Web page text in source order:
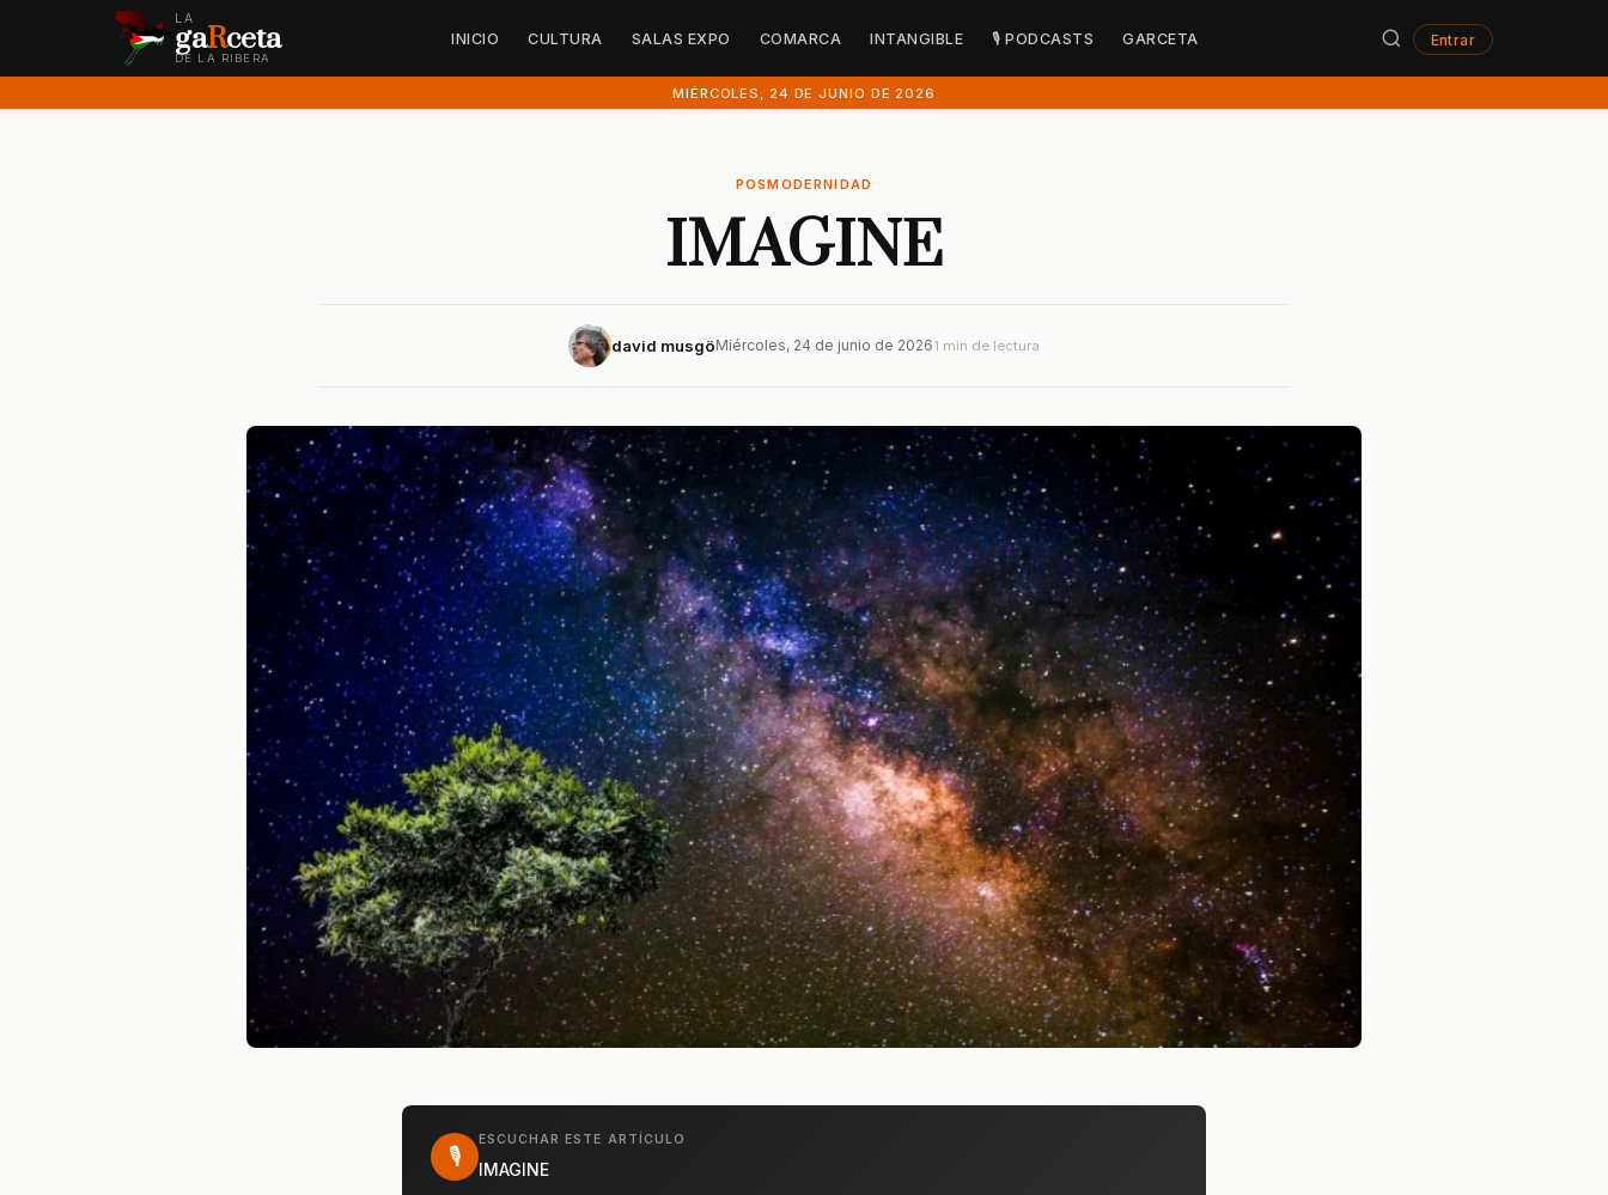
LA
gaRceta
DE LA RIBERA
INICIO CULTURA SALAS EXPO COMARCA INTANGIBLE 🎙 PODCASTS GARCETA Entrar
MIÉRCOLES, 24 DE JUNIO DE 2026
POSMODERNIDAD
IMAGINE
david musgöMiércoles, 24 de junio de 20261 min de lectura
🎙
ESCUCHAR ESTE ARTÍCULO
IMAGINE